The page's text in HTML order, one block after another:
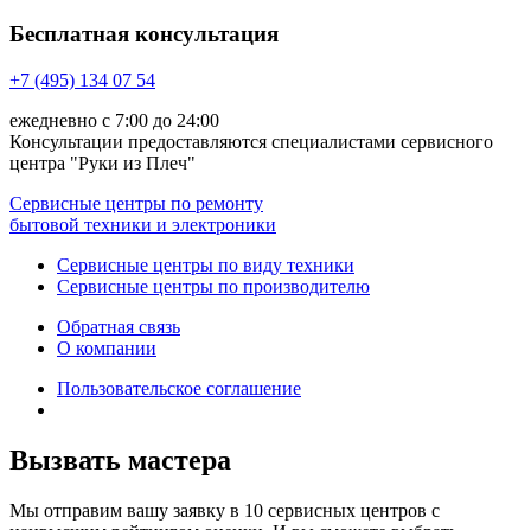
Бесплатная консультация
+7 (495) 134 07 54
ежедневно с 7:00 до 24:00
Консультации предоставляются специалистами сервисного
центра "Руки из Плеч"
Сервисные центры по ремонту
бытовой техники и электроники
Сервисные центры по виду техники
Сервисные центры по производителю
Обратная связь
О компании
Пользовательское соглашение
Вызвать мастера
Мы отправим вашу заявку в 10 сервисных центров с